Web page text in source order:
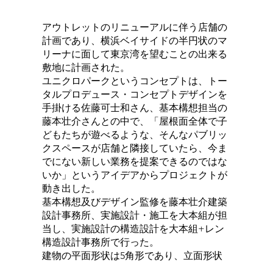
アウトレットのリニューアルに伴う店舗の
計画であり、横浜ベイサイドの半円状のマ
リーナに面して東京湾を望むことの出来る
敷地に計画された。
ユニクロパークというコンセプトは、トー
タルプロデュース・コンセプトデザインを
手掛ける佐藤可士和さん、基本構想担当の
藤本壮介さんとの中で、「屋根面全体で子
どもたちが遊べるような、そんなパブリッ
クスペースが店舗と隣接していたら、今ま
でにない新しい業務を提案できるのではな
いか」というアイデアからプロジェクトが
動き出した。
基本構想及びデザイン監修を藤本壮介建築
設計事務所、実施設計・施工を大本組が担
当し、実施設計の構造設計を大本組+レン
構造設計事務所で行った。
建物の平面形状は5角形であり、立面形状